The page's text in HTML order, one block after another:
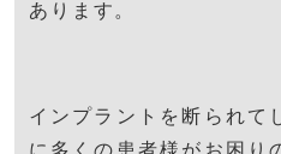
あります。
インプラントを断られて